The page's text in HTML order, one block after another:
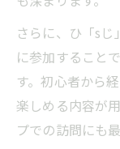
さらに、ひ「s
に参加すること
す。初心者から
楽しめる内容が
プでの訪問にも最